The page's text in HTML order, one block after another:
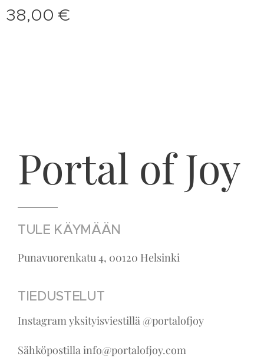
38,00 €
Portal of Joy
TULE KÄYMÄÄN
Punavuorenkatu 4, 00120 Helsinki
TIEDUSTELUT
Instagram yksityisviestillä @portalofjoy
Sähköpostilla info@portalofjoy.com